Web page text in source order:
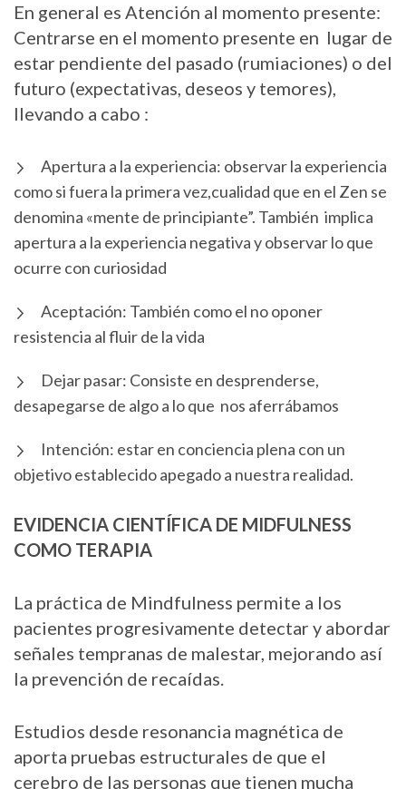
En general es Atención al momento presente:
Centrarse en el momento presente en lugar de
estar pendiente del pasado (rumiaciones) o del
futuro (expectativas, deseos y temores),
llevando a cabo :
Apertura a la experiencia: observar la experiencia
como si fuera la primera vez,cualidad que en el Zen se
denomina «mente de principiante”. También implica
apertura a la experiencia negativa y observar lo que
ocurre con curiosidad
Aceptación: También como el no oponer
resistencia al fluir de la vida
Dejar pasar: Consiste en desprenderse,
desapegarse de algo a lo que nos aferrábamos
Intención: estar en conciencia plena con un
objetivo establecido apegado a nuestra realidad.
EVIDENCIA CIENTÍFICA DE MIDFULNESS
COMO TERAPIA
La práctica de Mindfulness permite a los
pacientes progresivamente detectar y abordar
señales tempranas de malestar, mejorando así
la prevención de recaídas.
Estudios desde resonancia magnética de
aporta pruebas estructurales de que el
cerebro de las personas que tienen mucha